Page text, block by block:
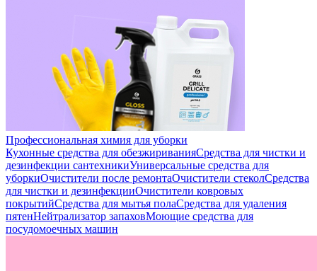
Профессиональная химия для уборки
Кухонные средства для обезжириванияСредства для чистки и
дезинфекции сантехникиУниверсальные средства для
уборкиОчистители после ремонтаОчистители стеколСредства
для чистки и дезинфекцииОчистители ковровых
покрытийСредства для мытья полаСредства для удаления
пятенНейтрализатор запаховМоющие средства для
посудомоечных машин